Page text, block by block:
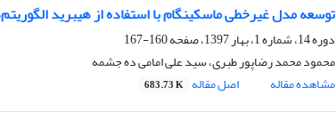
توسعه مدل غیرخطی ماسکینگام با استفاده از هیبرید
دوره 14، شماره 1، بهار 1397، صفحه
160-167
محمود محمد رضاپور طبری، سید علی امامی ده جشمه
مشاهده مقاله
اصل مقاله 683.73 K